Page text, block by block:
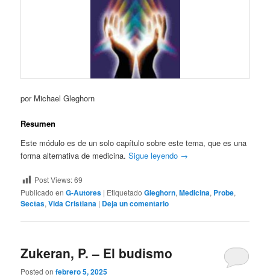
por Michael Gleghorn
Resumen
Este módulo es de un solo capítulo sobre este tema, que es una
forma alternativa de medicina.Sigue leyendo →
Post Views:69
Publicado en G-Autores | Etiquetado Gleghorn,Medicina, Probe,
Sectas,Vida Cristiana | Deja un comentario
Zukeran, P. – El budismo
Posted onfebrero 5, 2025